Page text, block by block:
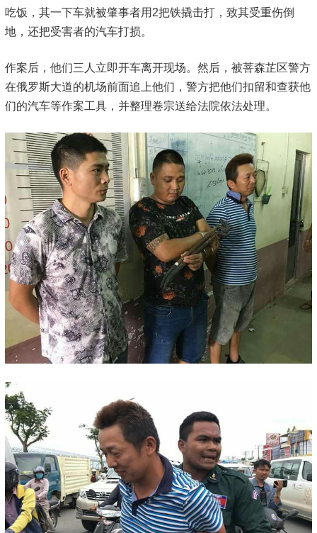
吃饭，其一下车就被肇事者用2把铁撬击打，致其受重伤倒
地，还把受害者的汽车打损。
作案后，他们三人立即开车离开现场。然后，被菩森芷区警方
在俄罗斯大道的机场前面追上他们，警方把他们扣留和查获他
们的汽车等作案工具，并整理卷宗送给法院依法处理。